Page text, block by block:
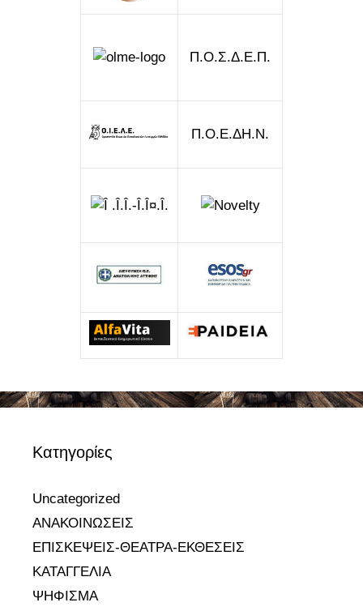
Π.Ο.Σ.Δ.Ε.Π.
Π.Ο.Ε.ΔΗ.Ν.
Kατηγορίες
Uncategorized
ΑΝΑΚΟΙΝΩΣΕΙΣ
ΕΠΙΣΚΕΨΕΙΣ-ΘΕΑΤΡΑ-ΕΚΘΕΣΕΙΣ
ΚΑΤΑΓΓΕΛΙΑ
ΨΗΦΙΣΜΑ